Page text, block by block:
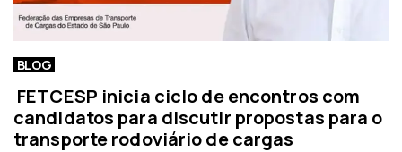
BLOG
FETCESP inicia ciclo de encontros com
candidatos para discutir propostas para o
transporte rodoviário de cargas